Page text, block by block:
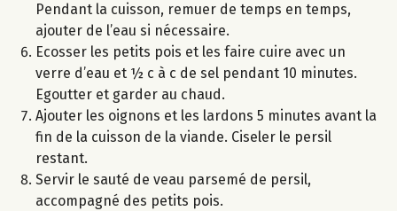
Pendant la cuisson, remuer de temps en temps,
ajouter de l’eau si nécessaire.
Ecosser les petits pois et les faire cuire avec un
verre d’eau et ½ c à c de sel pendant 10 minutes.
Egoutter et garder au chaud.
Ajouter les oignons et les lardons 5 minutes avant la
fin de la cuisson de la viande. Ciseler le persil
restant.
Servir le sauté de veau parsemé de persil,
accompagné des petits pois.